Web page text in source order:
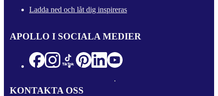
Ladda ned och låt dig inspireras
APOLLO I SOCIALA MEDIER
KONTAKTA OSS